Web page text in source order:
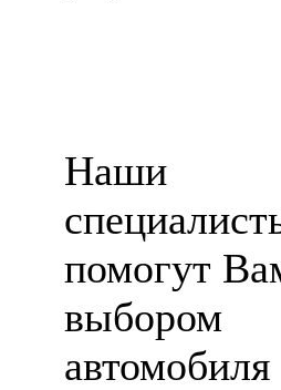
Наши
помогут
выбором